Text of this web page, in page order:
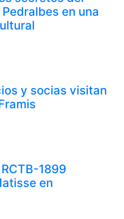
de Tenis
Social
en una
y socias visitan
1899
en